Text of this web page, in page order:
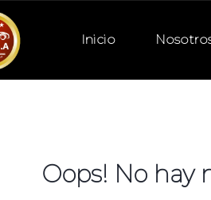
Inicio
Oops! No hay